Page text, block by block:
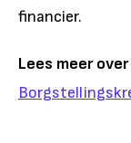
financier.
Lees meer over